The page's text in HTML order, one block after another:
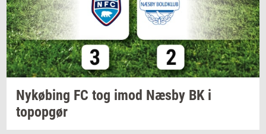
Ny­kø­bing FC tog imod Næsby BK i
topop­gør